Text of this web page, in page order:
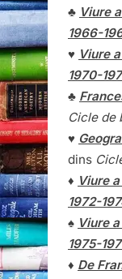
♣ Viure
1966-
♥ Viure
1970-
♣
Cicle de
♥
dins
♦ Viure
1972-
♠ Viure
1975-
♦ De